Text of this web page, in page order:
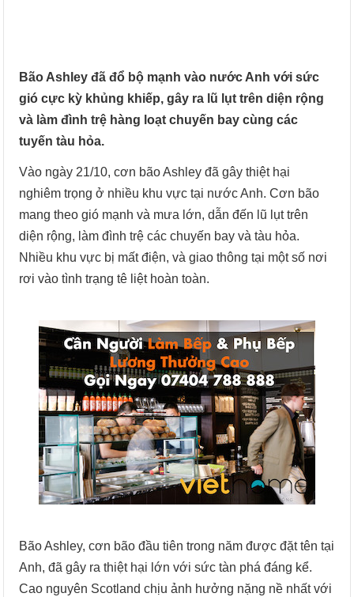
Bão Ashley đã đổ bộ mạnh vào nước Anh với sức
gió cực kỳ khủng khiếp, gây ra lũ lụt trên diện rộng
và làm đình trệ hàng loạt chuyến bay cùng các
tuyến tàu hỏa.
Vào ngày 21/10, cơn bão Ashley đã gây thiệt hại
nghiêm trọng ở nhiều khu vực tại nước Anh. Cơn bão
mang theo gió mạnh và mưa lớn, dẫn đến lũ lụt trên
diện rộng, làm đình trệ các chuyến bay và tàu hỏa.
Nhiều khu vực bị mất điện, và giao thông tại một số nơi
rơi vào tình trạng tê liệt hoàn toàn.
Bão Ashley, cơn bão đầu tiên trong năm được đặt tên tại
Anh, đã gây ra thiệt hại lớn với sức tàn phá đáng kể.
Cao nguyên Scotland chịu ảnh hưởng nặng nề nhất với